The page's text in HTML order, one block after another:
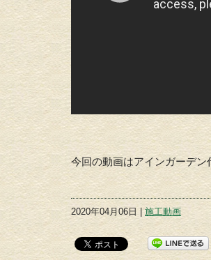
今回の動画はアインガーデ
2020年04月06日 | 施工動画